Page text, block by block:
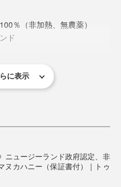
ランド産ハチミツから発がん
『トゥルーハニー』なら安
いるかがリアルタイムで分か
。
家の連携によって、ようや
ふさわしいプレミアム感は、
ったりです。
、「寝る前に食べると、朝
少ない」「できかけの口内
情報が。
口の中が粘つきにくいし、で
らずにすみました！知らなか
％（非加熱、無農薬）
ド
に表示
ニュージーランド政府認定、非
ヌカハニー（保証書付）｜トゥ